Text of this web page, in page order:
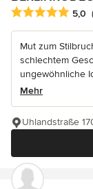
5,0
Mut zum
schlechtem
ungewöhnliche
Mehr
Uhlandstraße